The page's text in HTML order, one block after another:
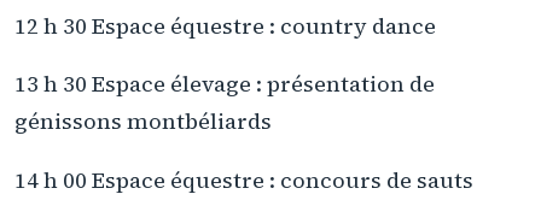
12 h 30 Espace équestre : country dance
13 h 30 Espace élevage : présentation de
génissons montbéliards
14 h 00 Espace équestre : concours de sauts